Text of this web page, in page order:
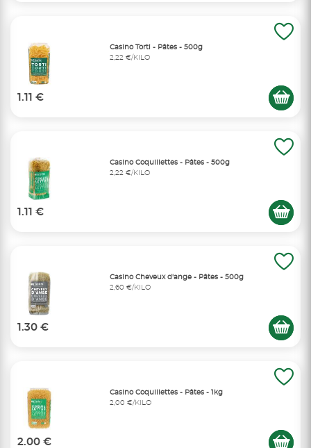
Casino Torti - Pâtes - 500g
2,22 €/KILO
1.11 €
Casino Coquillettes - Pâtes - 500g
2,22 €/KILO
1.11 €
Casino Cheveux d'ange - Pâtes - 500g
2,60 €/KILO
1.30 €
Casino Coquillettes - Pâtes - 1kg
2,00 €/KILO
2.00 €